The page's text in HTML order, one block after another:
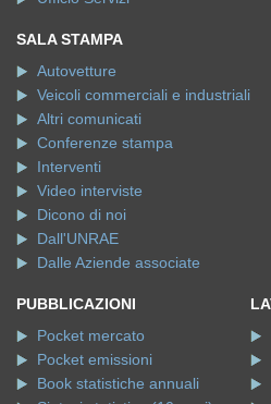
Veicoli commerciali e industriali
Altri comunicati
Conferenze stampa
Interventi
Video interviste
Dicono di noi
Dall'UNRAE
Dalle Aziende associate
Pocket emissioni
Book statistiche annuali
Sintesi statistica (10 anni)